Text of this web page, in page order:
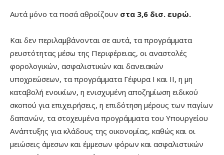
Αυτά μόνο τα ποσά αθροίζουν στα 3,6 δισ. ευρώ.
Και δεν περιλαμβάνονται σε αυτά, τα προγράμματα
ρευστότητας μέσω της Περιφέρειας, οι αναστολές
φορολογικών, ασφαλιστικών και δανειακών
υποχρεώσεων, τα προγράμματα Γέφυρα Ι και ΙΙ, η μη
καταβολή ενοικίων, η ενισχυμένη αποζημίωση ειδικού
σκοπού για επιχειρήσεις, η επιδότηση μέρους των παγίων
δαπανών, τα στοχευμένα προγράμματα του Υπουργείου
Ανάπτυξης για κλάδους της οικονομίας, καθώς και οι
μειώσεις άμεσων και έμμεσων φόρων και ασφαλιστικών